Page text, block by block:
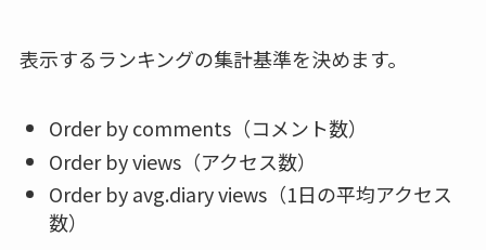
表示するランキングの集計基準を決めます。
Order by comments（コメント数）
Order by views（アクセス数）
Order by avg.diary views（1日の平均アクセス
数）